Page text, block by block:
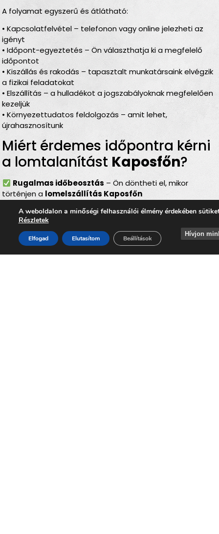
A folyamat egyszerű és átlátható:
• Kapcsolatfelvétel – telefonon vagy online jelezheti az
igényt
• Időpont-egyeztetés – Ön választhatja ki a megfelelő
időpontot
• Kiszállás és rakodás – tapasztalt munkatársaink elvégzik
a fizikai feladatokat
• Elszállítás – a hulladékot a jogszabályoknak megfelelően
kezeljük
• Környezettudatos feldolgozás – amit lehet,
újrahasznosítunk
Miért érdemes időpontra kérni
a lomtalanítást Kaposfőn?
Rugalmas időbeosztás – Ön döntheti el, mikor
történjen a lomelszállítás Kaposfőn
elszámolás egyben
Bírságmentes megoldás
– nem kell közterületre
kihelyezni a lomokat
Környezetbarát feldolgozás– felelős, szelektív
A weboldalon a minőségi felhasználói élmény érdekében
Részletek
Elfogad Elutasítom Beállítások
Hívjon